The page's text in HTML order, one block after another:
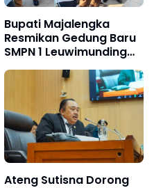
Bupati Majalengka
Resmikan Gedung Baru
SMPN 1 Leuwimunding
dari Banpres, Ingatkan:
"Membangun Lebih
Mudah, Merawatnya
Lebih Sulit"
Ateng Sutisna Dorong